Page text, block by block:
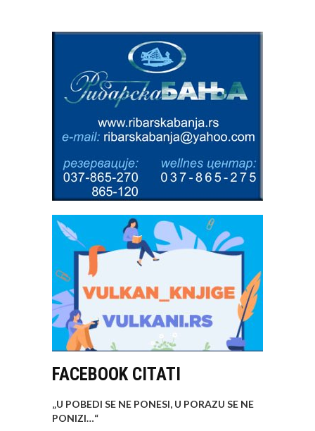
FACEBOOK CITATI
„U POBEDI SE NE PONESI, U PORAZU SE NE
PONIZI…“